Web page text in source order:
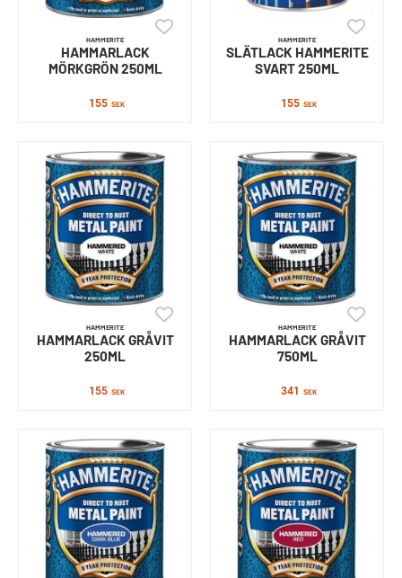
HAMMERITE
HAMMARLACK
MÖRKGRÖN 250ML
155 SEK
HAMMERITE
SLÄTLACK HAMMERITE
SVART 250ML
155 SEK
HAMMERITE
HAMMARLACK GRÅVIT
250ML
155 SEK
HAMMERITE
HAMMARLACK GRÅVIT
750ML
341 SEK